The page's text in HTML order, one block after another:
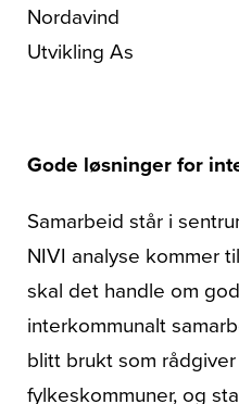
Nordavind
Utvikling As
Gode løsninger for
Samarbeid står i
NIVI analyse kommer
skal det handle om
interkommunalt
blitt brukt som
fylkeskommuner, og